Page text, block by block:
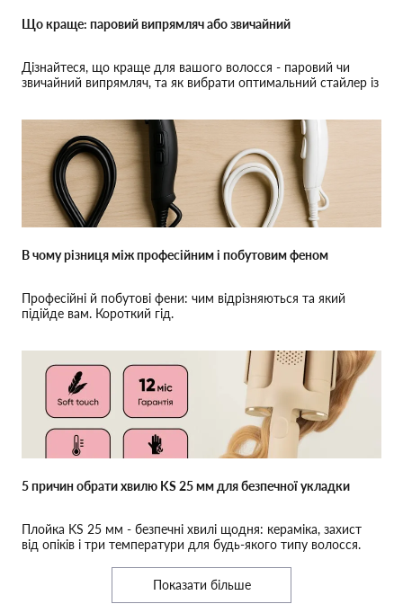
Що краще: паровий випрямляч або звичайний
Дізнайтеся, що краще для вашого волосся - паровий чи
звичайний випрямляч, та як вибрати оптимальний стайлер із
В чому різниця між професійним і побутовим феном
Професійні й побутові фени: чим відрізняються та який
підійде вам. Короткий гід.
5 причин обрати хвилю KS 25 мм для безпечної укладки
Плойка KS 25 мм - безпечні хвилі щодня: кераміка, захист
від опіків і три температури для будь-якого типу волосся.
Показати більше